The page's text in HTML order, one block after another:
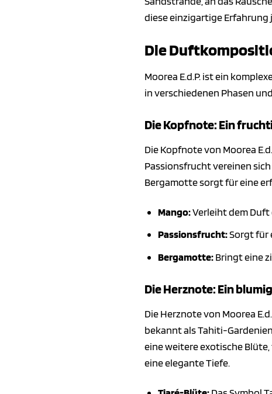
diese einzigartige Erfahrung
Die
Moorea E.d.P. ist ein
in verschiedenen Phasen
Die Kopfnote: Ein
Die Kopfnote von Moorea
Passionsfrucht vereinen
Bergamotte sorgt für eine
Mango:Verleiht dem Duft
Passionsfrucht:Sorgt für
Bergamotte:Bringt eine
Die Herznote: Ein
Die Herznote von Moorea
bekannt als Tahiti-
eine weitere exotische
eine elegante Tiefe.